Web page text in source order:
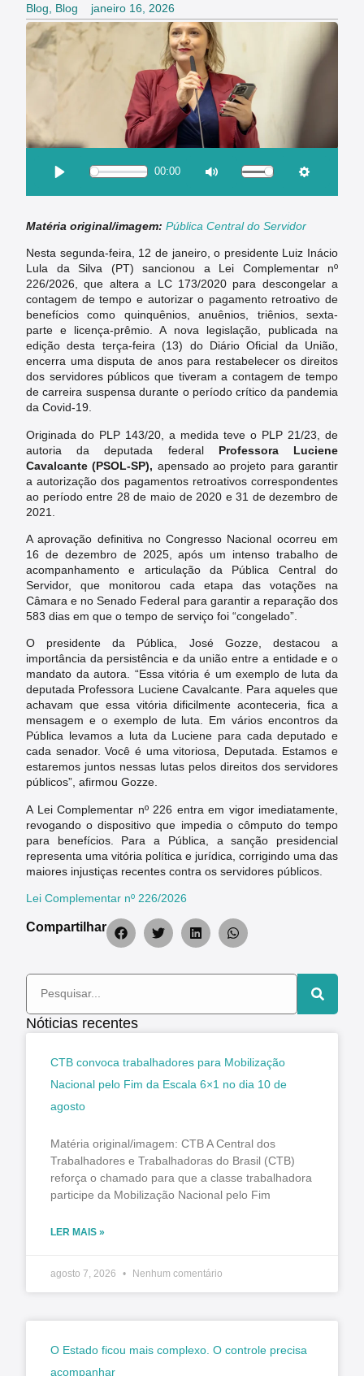
Blog Blog janeiro 16, 2026
00:00
Matéria original/imagem: Pública Central do Servidor
Nesta segunda-feira, 12 de janeiro, o presidente Luiz Inácio
Lula da Silva (PT) sancionou a Lei Complementar nº
226/2026, que altera a LC 173/2020 para descongelar a
contagem de tempo e autorizar o pagamento retroativo de
benefícios como quinquênios, anuênios, triênios, sexta-
parte e licença-prêmio. A nova legislação, publicada na
edição desta terça-feira (13) do Diário Oficial da União,
encerra uma disputa de anos para restabelecer os direitos
dos servidores públicos que tiveram a contagem de tempo
de carreira suspensa durante o período crítico da pandemia
da Covid-19.
Originada do PLP 143/20, a medida teve o PLP 21/23, de
autoria da deputada federal Professora Luciene
Cavalcante (PSOL-SP), apensado ao projeto para garantir
a autorização dos pagamentos retroativos correspondentes
ao período entre 28 de maio de 2020 e 31 de dezembro de
2021.
A aprovação definitiva no Congresso Nacional ocorreu em
16 de dezembro de 2025, após um intenso trabalho de
acompanhamento e articulação da Pública Central do
Servidor, que monitorou cada etapa das votações na
Câmara e no Senado Federal para garantir a reparação dos
583 dias em que o tempo de serviço foi “congelado”.
O presidente da Pública, José Gozze, destacou a
importância da persistência e da união entre a entidade e o
mandato da autora. “Essa vitória é um exemplo de luta da
deputada Professora Luciene Cavalcante. Para aqueles que
achavam que essa vitória dificilmente aconteceria, fica a
mensagem e o exemplo de luta. Em vários encontros da
Pública levamos a luta da Luciene para cada deputado e
cada senador. Você é uma vitoriosa, Deputada. Estamos e
estaremos juntos nessas lutas pelos direitos dos servidores
públicos”, afirmou Gozze.
A Lei Complementar nº 226 entra em vigor imediatamente,
revogando o dispositivo que impedia o cômputo do tempo
para benefícios. Para a Pública, a sanção presidencial
representa uma vitória política e jurídica, corrigindo uma das
maiores injustiças recentes contra os servidores públicos.
Lei Complementar nº 226/2026
Compartilhar
Nóticias recentes
CTB convoca trabalhadores para Mobilização
Nacional pelo Fim da Escala 6×1 no dia 10 de
agosto
Matéria original/imagem: CTB A Central dos
Trabalhadores e Trabalhadoras do Brasil (CTB)
reforça o chamado para que a classe trabalhadora
participe da Mobilização Nacional pelo Fim
LER MAIS »
agosto 7, 2026 Nenhum comentário
O Estado ficou mais complexo. O controle precisa
acompanhar